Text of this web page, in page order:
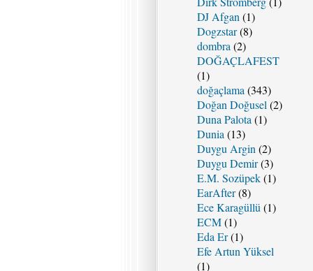
DJ Afgan (1)
Dogzstar(8)
dombra (2)
DOĞAÇLAFEST
(1)
doğaçlama (343)
Doğan Doğusel (2)
Duna Palota (1)
Dunia (13)
Duygu Argin (2)
Duygu Demir(3)
E.M. Sozüpek(1)
EarAfter(8)
Ece Karagüllü (1)
ECM(1)
Eda Er(1)
Efe Artun Yüksel
(1)